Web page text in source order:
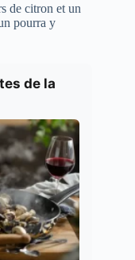
de citron et un
pourra y
de la